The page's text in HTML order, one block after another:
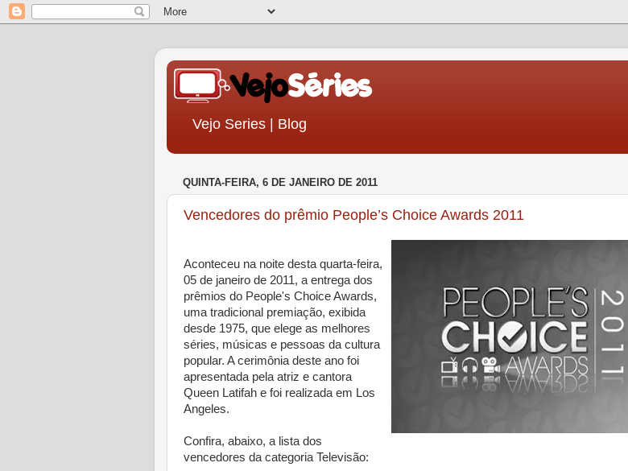
Vejo Series | Blog
QUINTA-FEIRA, 6 DE JANEIRO DE 2011
Vencedores do prêmio People’s Choice Awards 2011
Aconteceu na noite desta quarta-feira,
05 de janeiro de 2011, a entrega dos
prêmios do People's Choice Awards,
uma tradicional premiação, exibida
desde 1975, que elege as melhores
séries, músicas e pessoas da cultura
popular. A cerimônia deste ano foi
apresentada pela atriz e cantora
Queen Latifah e foi realizada em Los
Angeles.
Confira, abaixo, a lista dos
vencedores da categoria Televisão: